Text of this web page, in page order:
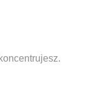
staje się